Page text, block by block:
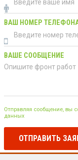
ВАШ НОМЕР
ВАШЕ СООБЩЕНИЕ
Отправляя сообщение, вы
данных
ОТПРАВИТЬ